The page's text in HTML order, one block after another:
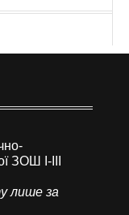
І-ІІІ
лише за